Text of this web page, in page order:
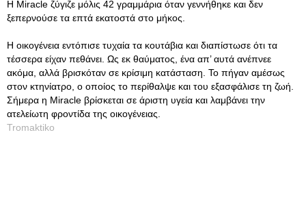
Η Miracle ζύγιζε μόλις 42 γραμμάρια όταν γεννήθηκε και δεν
ξεπερνούσε τα επτά εκατοστά στο μήκος.
Η οικογένεια εντόπισε τυχαία τα κουτάβια και διαπίστωσε ότι τα
τέσσερα είχαν πεθάνει. Ως εκ θαύματος, ένα απ’ αυτά ανέπνεε
ακόμα, αλλά βρισκόταν σε κρίσιμη κατάσταση. Το πήγαν αμέσως
στον κτηνίατρο, ο οποίος το περίθαλψε και του εξασφάλισε τη ζωή.
Σήμερα η Miracle βρίσκεται σε άριστη υγεία και λαμβάνει την
ατελείωτη φροντίδα της οικογένειας.
Tromaktiko